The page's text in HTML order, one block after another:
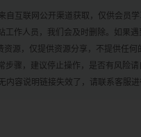
自互联网公开渠道获取，仅供会员
作人员，我们会及时删除。如果
资源，仅提供资源分享，不提供任
步骤，建议停止操作，是否有风险请
内容说明链接失效了，请联系客服进